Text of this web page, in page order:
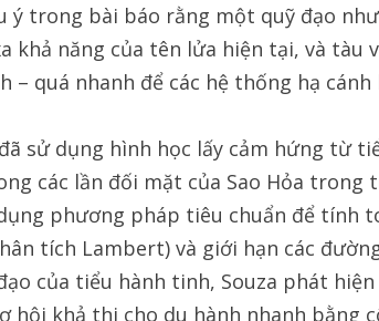
ý trong bài báo rằng một quỹ đạo
khả năng của tên lửa hiện tại, và tàu
– quá nhanh để các hệ thống hạ
sử dụng hình học lấy cảm hứng từ
các lần đối mặt của Sao Hỏa trong
phương pháp tiêu chuẩn để tính
tích Lambert) và giới hạn các
của tiểu hành tinh, Souza phát
hội khả thi cho du hành nhanh bằng